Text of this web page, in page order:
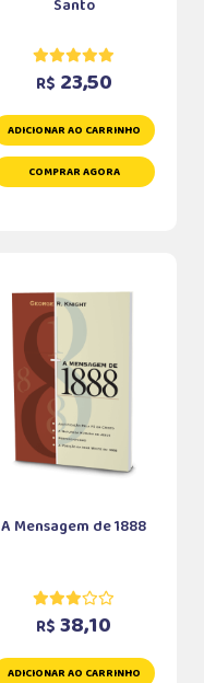
Santo
R$ 23,50
ADICIONAR AO CARRINHO
COMPRAR AGORA
A Mensagem de 1888
R$ 38,10
ADICIONAR AO CARRINHO